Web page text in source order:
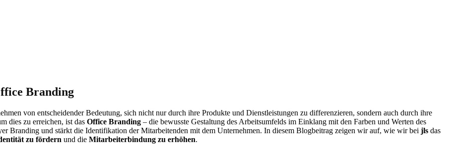
Branding
von entscheidender Bedeutung, sich nicht nur durch ihre Produkte und Dienstleistungen zu differenzieren, sondern auch durch ihre
dies zu erreichen, ist das Office Branding – die bewusste Gestaltung des Arbeitsumfelds im Einklang mit den Farben und Werten des
Branding und stärkt die Identifikation der Mitarbeitenden mit dem Unternehmen. In diesem Blogbeitrag zeigen wir auf, wie wir bei jls das
zu fördern und die Mitarbeiterbindung zu erhöhen.